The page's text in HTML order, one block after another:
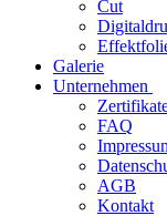
Cut
Galerie
Unternehmen
FAQ
AGB
Kontakt